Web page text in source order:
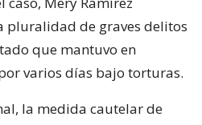
pluralidad de graves delitos
que mantuvo en
varios días bajo torturas.
la medida cautelar de